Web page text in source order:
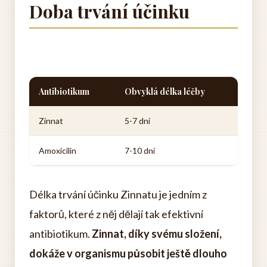
Doba trvání účinku
Antibiotikum Obvyklá délka léčby
Zinnat 5-7 dní
Amoxicilin 7-10 dní
Délka trvání účinku Zinnatu je jedním z
faktorů, které z něj dělají tak efektivní
antibiotikum. Zinnat, díky svému složení,
dokáže v organismu působit ještě dlouho